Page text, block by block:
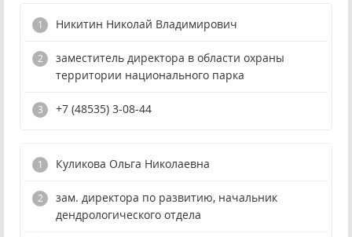
Никитин Николай Владимирович
заместитель директора в области охраны
территории национального парка
+7 (48535) 3-08-44
Куликова Ольга Николаевна
зам. директора по развитию, начальник
дендрологического отдела